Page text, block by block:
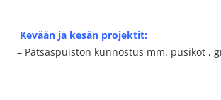
Kevään ja kesän projektit:
– Patsaspuiston kunnostus mm. pusikot ,